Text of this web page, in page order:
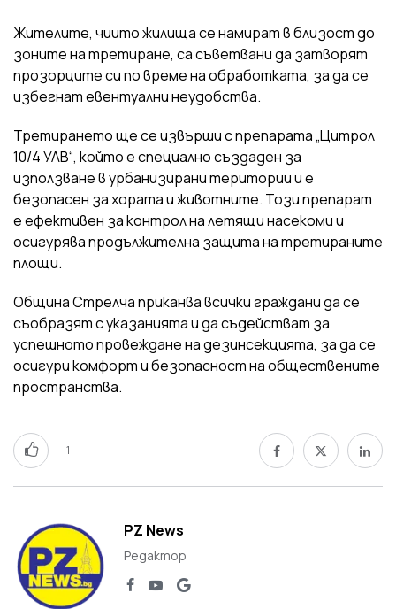
Жителите, чиито жилища се намират в близост до
зоните на третиране, са съветвани да затворят
прозорците си по време на обработката, за да се
избегнат евентуални неудобства.
Третирането ще се извърши с препарата „Цитрол
10/4 УЛВ“, който е специално създаден за
използване в урбанизирани територии и е
безопасен за хората и животните. Този препарат
е ефективен за контрол на летящи насекоми и
осигурява продължителна защита на третираните
площи.
Община Стрелча приканва всички граждани да се
съобразят с указанията и да съдействат за
успешното провеждане на дезинсекцията, за да се
осигури комфорт и безопасност на обществените
пространства.
1
PZ News
Редактор